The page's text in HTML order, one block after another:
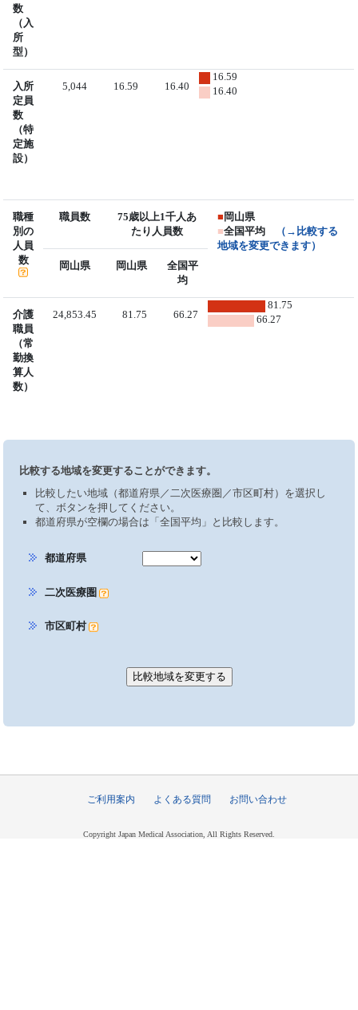
数
（入
所
型）
入所
定員
数
（特
定施
設）
5,044 16.59 16.40
16.59
16.40
職種
別の
人員
数
職員数
75歳以上1千人あ
たり人員数
■ 岡山県
■全国平均
（→比較する
地域を変更できます）
岡山県
岡山県
全国平
均
介護
職員
（常
勤換
算人
数）
24,853.45 81.75 66.27
81.75
66.27
比較する地域を変更することができます。
比較したい地域（都道府県／二次医療圏／市区町村）を選択し
て、ボタンを押してください。
都道府県が空欄の場合は「全国平均」と比較します。
都道府県
二次医療圏
市区町村
ご利用案内 よくある質問 お問い合わせ
Copyright Japan Medical Association, All Rights Reserved.